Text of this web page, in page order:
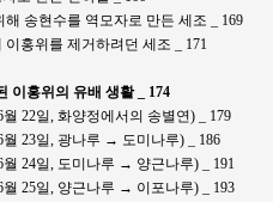
해 송현수를 역모자로 만든 세조 _ 169
이홍위를 제거하려던 세조 _ 171
이홍위의 유배 생활 _ 174
22일, 화양정에서의 송별연) _ 179
23일, 광나루 → 도미나루) _ 186
24일, 도미나루 → 양근나루) _ 191
25일, 양근나루 → 이포나루) _ 193